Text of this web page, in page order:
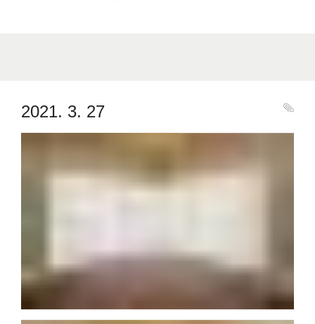
2021. 3. 27